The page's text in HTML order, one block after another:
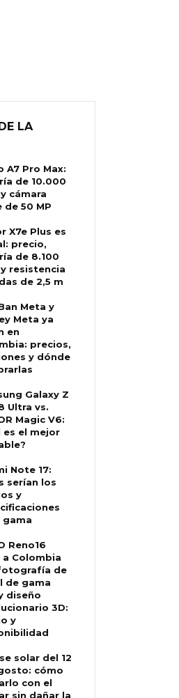
LA
A7 Pro Max:
de 10.000
cámara
de 50 MP
X7e Plus es
precio,
de 8.100
resistencia
de 2,5 m
Meta y
Meta ya
en
precios,
y dónde
Galaxy Z
Ultra vs.
Magic V6:
es el mejor
Note 17:
serían los
y
gama
Reno16
a Colombia
de
de gama
diseño
3D:
y
solar del 12
cómo
con el
sin dañar la